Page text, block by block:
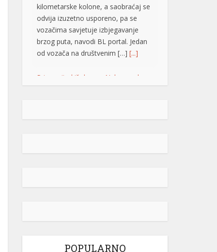
kilometarske kolone, a saobraćaj se
odvija izuzetno usporeno, pa se
vozačima savjetuje izbjegavanje
brzog puta, navodi BL portal. Jedan
od vozača na društvenim […] [...]
Pripremite kišobrane: Nakon vrelog
dana stižu pljuskovi i grmljavina